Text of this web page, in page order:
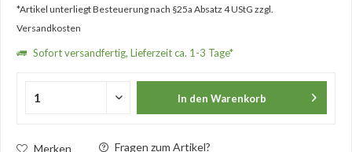
*Artikel unterliegt Besteuerung nach §25a Absatz 4 UStG zzgl.
Versandkosten
Sofort versandfertig, Lieferzeit ca. 1-3 Tage*
In den Warenkorb
Merken Fragen zum Artikel?